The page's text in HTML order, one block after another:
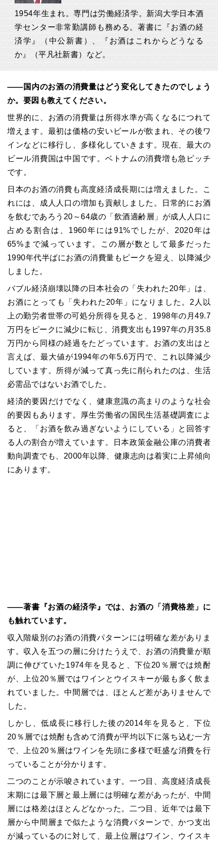
1954年生まれ。専門は労働経済学。新潟大学日本酒
学センター非常勤講師も務める。著書に『お酒の経
済学』（中公新書）、『お酒はこれからどうなる
か』（平凡社新書）など。
――国内のお酒の消費量はどう変化してきたのでしょう
か。要因も教えてください。
世界的に、お酒の消費量は所得水準が高くなるにつれて
増えます。最初は価格の安いビールが飲まれ、その後ワ
インなどに移行し、多様化していきます。現在、最大の
ビール消費国は中国です。ベトナムの消費増も急ピッチ
です。
日本のお酒の消費も高度経済成長期には増えました。こ
れには、成人人口の増加も貢献しました。日常的にお酒
を飲むであろう20～64歳の「飲酒適齢層」が成人人口に
占める割合は、1960年には91%でしたが、2020年は
65%まで減っています。この層が数として最多だった
1990年代半ばにお酒の消費量もピークを迎え、以降減少
しました。
バブル経済崩壊以降の日本社会の「失われた20年」は、
お酒にとっても「失われた20年」になりました。2人以
上の勤労者世帯の可処分所得を見ると、1998年の月49.7
万円をピークに減少に転じ、消費支出も1997年の月35.8
万円から同様の経過をたどっています。お酒の支出はと
言えば、最大値が1994年の年5.6万円で、これ以降減少
しています。所得が減って真っ先に削られたのは、生活
必需品ではないお酒でした。
経済的要因だけでなく、健康意識の高まりのような社会
的要因もあります。厚生労働省の国民生活基礎調査によ
ると、「お酒を飲み過ぎないようにしている」と回答す
る人の割合が増えています。日本政策金融公庫の消費者
動向調査でも、2000年以降、健康志向は着実に上昇傾向
にあります。
――著書『お酒の経済学』では、お酒の「消費格差」に
も触れています。
収入階級別のお酒の消費パターンには明確な差がありま
す。収入を五つの層に分けたうえで、お酒の消費量が順
調に伸びていた1974年を見ると、下位20％層では焼酎
が、上位20％層ではワインとウイスキーが最も多く飲ま
れていました。中間層では、ほとんど差がありませんで
した。
しかし、低成長に移行した後の2014年を見ると、下位
20％層では焼酎も含めて消費が平均以下に落ち込む一方
で、上位20％層はワインを先頭に多様で旺盛な消費を行
っていることが分かります。
二つのことが示唆されています。一つ目、高度経済成長
末期には最下層と最上層には明確な差があったが、中間
層には格差はほとんどなかった。二つ目、近年では最下
層から中間層まで似たような消費パターンで、かつ支出
が減っているのに対して、最上位層はワイン、ウイスキ